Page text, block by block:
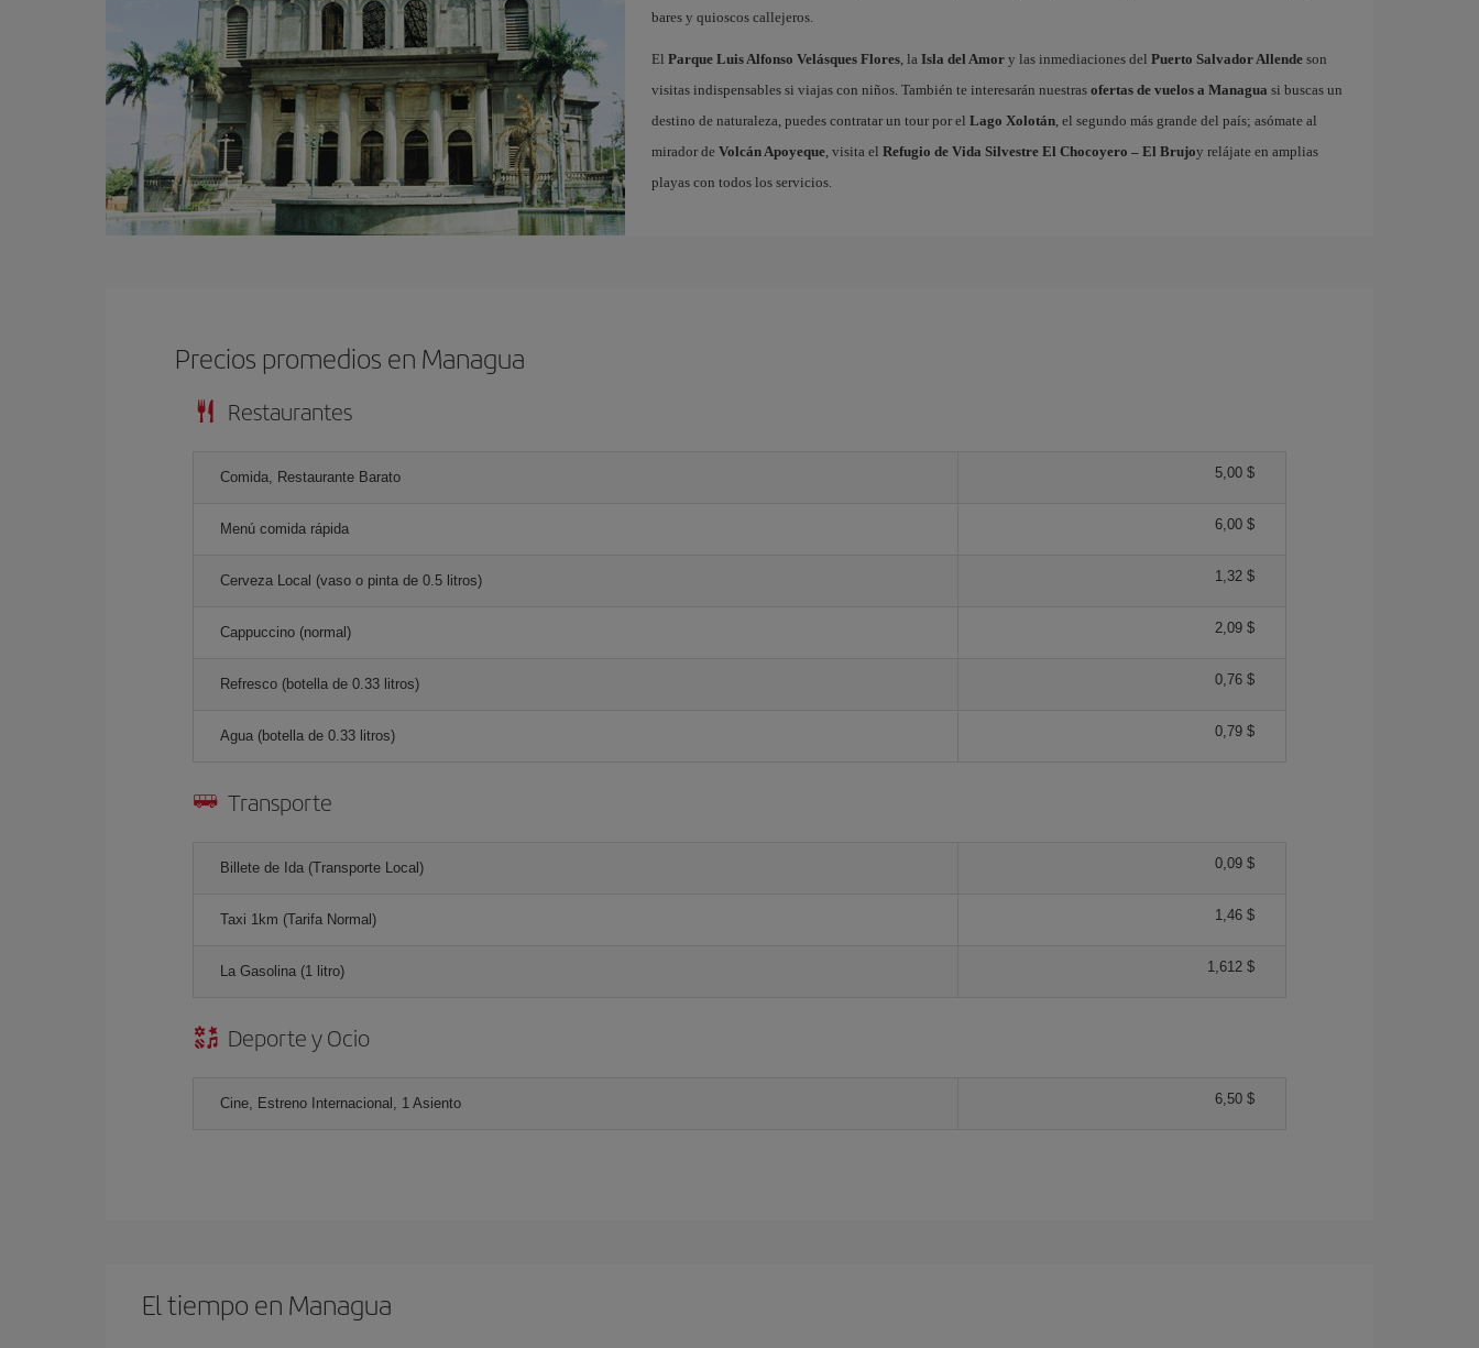
bares y quioscos callejeros.
El Parque Luis Alfonso Velásques Flores, la Isla del Amory las inmediaciones del Puerto Salvador Allendeson
visitas indispensables si viajas con niños. También te interesarán nuestras ofertas de vuelos a Managua si buscas un
destino de naturaleza, puedes contratar un tour por el Lago Xolotán, el segundo más grande del país; asómate al
mirador de Volcán Apoyeque, visita el Refugio de Vida Silvestre El Chocoyero – El Brujoy relájate en amplias
playas con todos los servicios.
Precios promedios en Managua
Restaurantes
Comida, Restaurante Barato 5,00 $
Menú comida rápida 6,00 $
Cerveza Local (vaso o pinta de 0.5 litros) 1,32 $
Cappuccino (normal) 2,09 $
Refresco (botella de 0.33 litros) 0,76 $
Agua (botella de 0.33 litros) 0,79 $
Transporte
Billete de Ida (Transporte Local) 0,09 $
Taxi 1km (Tarifa Normal) 1,46 $
La Gasolina (1 litro) 1,612 $
Deporte y Ocio
Cine, Estreno Internacional, 1 Asiento 6,50 $
El tiempo en Managua